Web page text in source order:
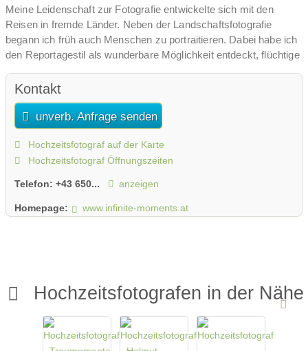
Meine Leidenschaft zur Fotografie entwickelte sich mit den
Reisen in fremde Länder. Neben der Landschaftsfotografie
begann ich früh auch Menschen zu portraitieren. Dabei habe ich
den Reportagestil als wunderbare Möglichkeit entdeckt, flüchtige
Mich trieb es also als Quereinsteiger in die Hochzeitsfotografie,
weil ich Gefallen daran gefunden habe immer Neues
auszuprobieren, auf Menschen zuzugehen, die Kommunikation
und Humor ebenso als Bestandteil der Fotografie sehe, wie auch
die Zurückhaltung und Unauffälligkeit. Dies alles kann besonders
und danach meinen Bildern eine Geschichte erzählen lassen.
Kontakt
unverb. Anfrage senden
Hochzeitsfotograf auf der Karte
Hochzeitsfotograf Öffnungszeiten
Telefon: +43 650... anzeigen
Homepage: www.infinite-moments.at
Hochzeitsfotografen in der Nähe